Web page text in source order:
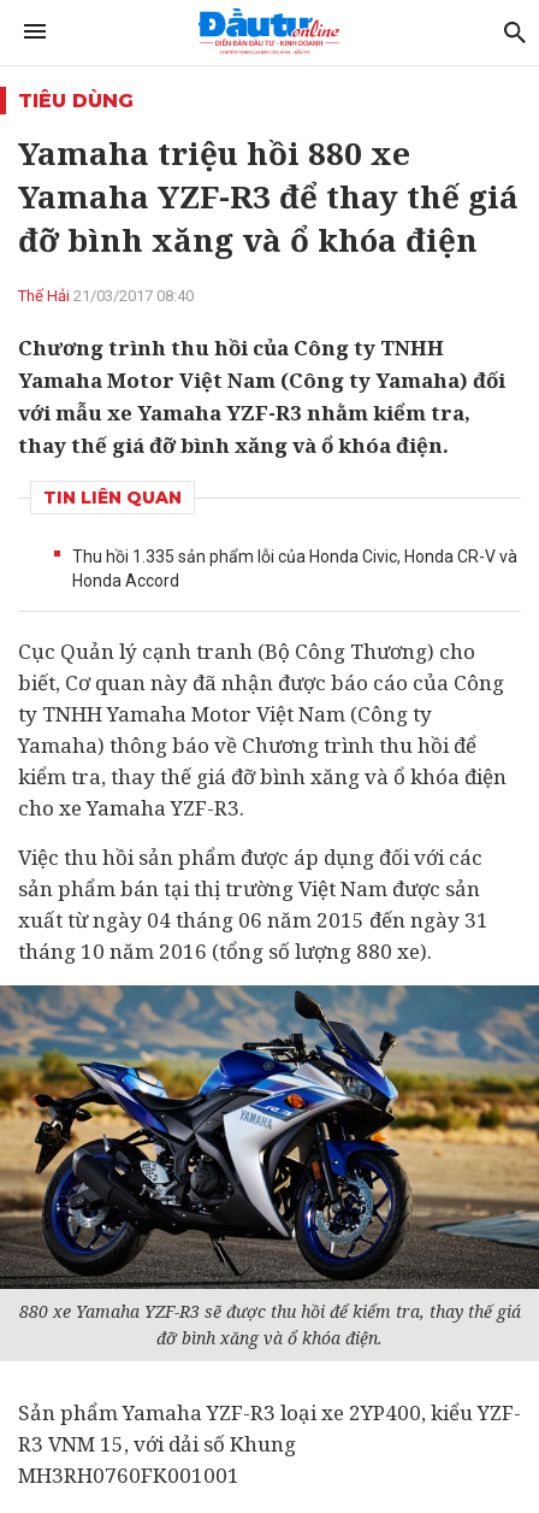
TIÊU DÙNG
Yamaha triệu hồi 880 xe
Yamaha YZF-R3 để thay thế giá
đỡ bình xăng và ổ khóa điện
Thế Hải 21/03/2017 08:40
Chương trình thu hồi của Công ty TNHH
Yamaha Motor Việt Nam (Công ty Yamaha) đối
với mẫu xe Yamaha YZF-R3 nhằm kiểm tra,
thay thế giá đỡ bình xăng và ổ khóa điện.
TIN LIÊN QUAN
Thu hồi 1.335 sản phẩm lỗi của Honda Civic, Honda CR-V và
Honda Accord
Cục Quản lý cạnh tranh (Bộ Công Thương) cho
biết, Cơ quan này đã nhận được báo cáo của Công
ty TNHH Yamaha Motor Việt Nam (Công ty
Yamaha) thông báo về Chương trình thu hồi để
kiểm tra, thay thế giá đỡ bình xăng và ổ khóa điện
cho xe Yamaha YZF-R3.
Việc thu hồi sản phẩm được áp dụng đối với các
sản phẩm bán tại thị trường Việt Nam được sản
xuất từ ngày 04 tháng 06 năm 2015 đến ngày 31
tháng 10 năm 2016 (tổng số lượng 880 xe).
880 xe Yamaha YZF-R3 sẽ được thu hồi để kiểm tra, thay thế giá
đỡ bình xăng và ổ khóa điện.
Sản phẩm Yamaha YZF-R3 loại xe 2YP400, kiểu YZF-
R3 VNM 15, với dải số Khung
MH3RH0760FK001001